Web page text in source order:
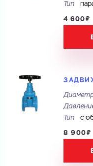
Тип
4 600₽
Тип
с
8 900₽